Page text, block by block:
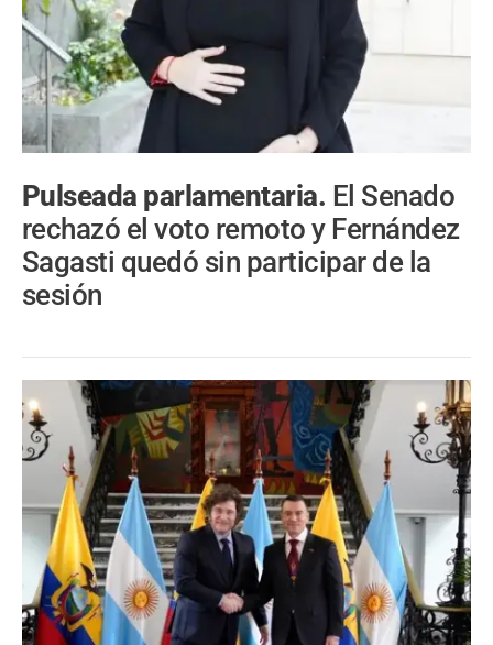
Pulseada parlamentaria. El Senado
rechazó el voto remoto y Fernández
Sagasti quedó sin participar de la
sesión